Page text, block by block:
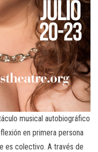
musical autobiográfico
en primera persona
es colectivo. A través de